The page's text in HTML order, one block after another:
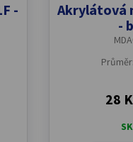
-
Akrylátová
-
28